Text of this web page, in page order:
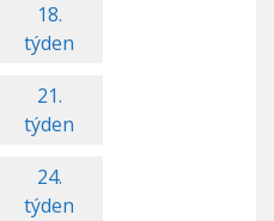
18.
týden
21.
týden
24.
týden